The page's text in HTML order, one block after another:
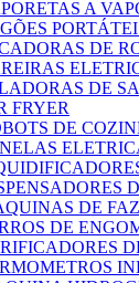
A
DE
DE
FRYER
DE
DE
DE